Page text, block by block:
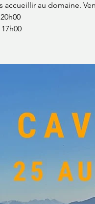
accueillir au domaine.